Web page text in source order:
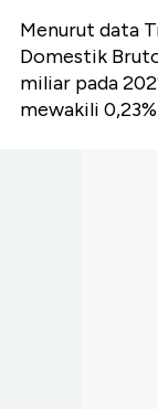
Menurut data
Domestik
miliar pada
mewakili